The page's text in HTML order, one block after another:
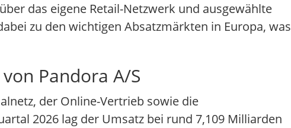
das eigene Retail-Netzwerk und ausgewählte
zu den wichtigen Absatzmärkten in Europa, was
Pandora A/S
der Online-Vertrieb sowie die
2026 lag der Umsatz bei rund 7,109 Milliarden